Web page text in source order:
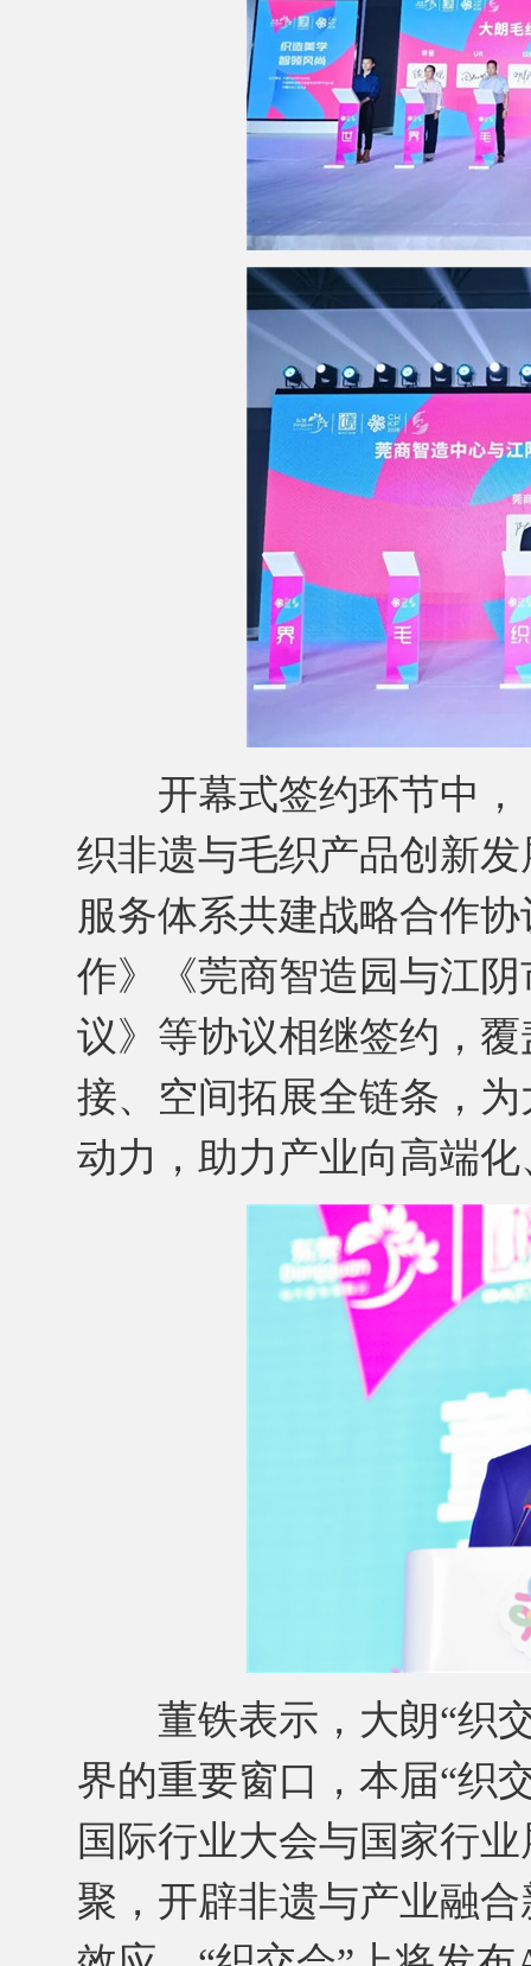
开幕式签约环节中，
织非遗与毛织产品创新
服务体系共建战略合作
作》《莞商智造园与江
议》等协议相继签约，
接、空间拓展全链条，
动力，助力产业向高端
董铁表示，大朗“织交
界的重要窗口，本届“织
国际行业大会与国家行
聚，开辟非遗与产业融